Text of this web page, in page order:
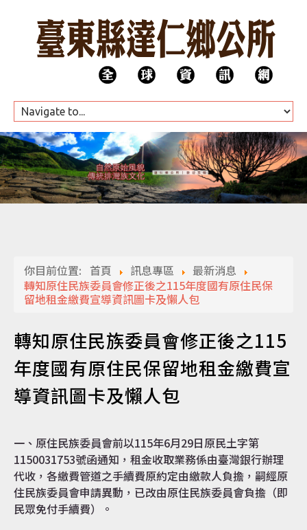
HOME
公所團隊
代表會
認識達仁
訊息專區
便民服務
你目前位置: 首頁 訊息專區
最新消息
轉知原住民族委員會修正後之115年度國有原住民保
留地租金繳費宣導資訊圖卡及懶人包
轉知原住民族委員會修正後之115
年度國有原住民保留地租金繳費宣
導資訊圖卡及懶人包
一、原住民族委員會前以115年6月29日原民土字第
1150031753號函通知，租金收取業務係由臺灣銀行辦理
代收，各繳費管道之手續費原約定由繳款人負擔，嗣經原
住民族委員會申請異動，已改由原住民族委員會負擔（即
民眾免付手續費）。